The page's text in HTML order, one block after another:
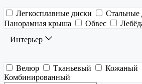
Легкосплавные диски Стальные
Панорамная крыша
Обвес
Интерьер
Велюр Тканьевый Кожаный
Комбинированный